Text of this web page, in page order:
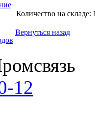
Количество на складе:
Вернуться назад
12